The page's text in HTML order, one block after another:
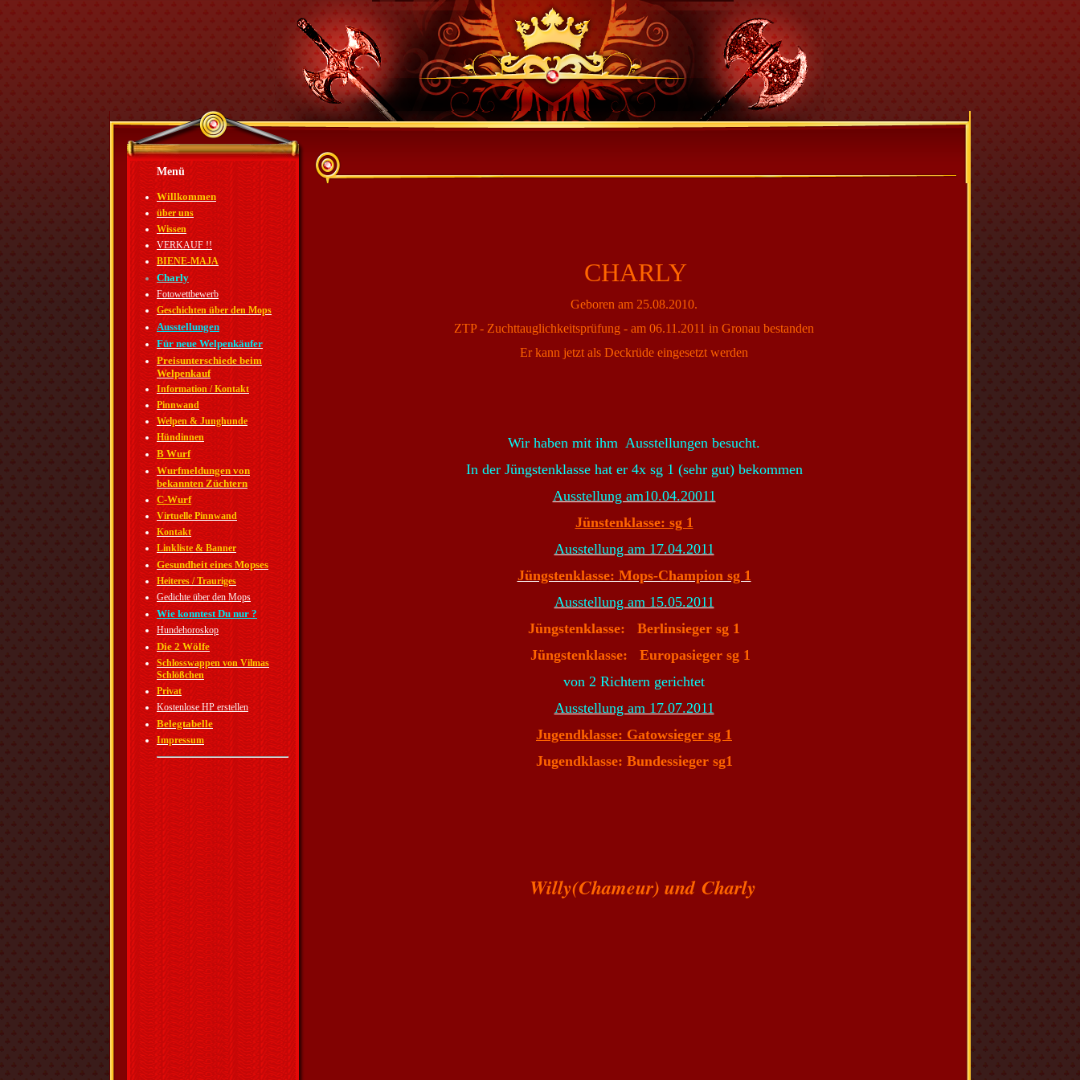
Menü
Willkommen
über uns
Wissen
VERKAUF !!
BIENE-MAJA
Charly
Fotowettbewerb
Geschichten über den Mops
Ausstellungen
Für neue Welpenkäufer
Preisunterschiede beim
Welpenkauf
Information / Kontakt
Pinnwand
Welpen & Junghunde
Hündinnen
B Wurf
Wurfmeldungen von
bekannten Züchtern
C-Wurf
Virtuelle Pinnwand
Kontakt
Linkliste & Banner
Gesundheit eines Mopses
Heiteres / Trauriges
Gedichte über den Mops
Wie konntest Du nur ?
Hundehoroskop
Die 2 Wölfe
Schlosswappen von Vilmas
Schlößchen
Privat
Kostenlose HP erstellen
Belegtabelle
Impressum
CHARLY
Geboren am 25.08.2010.
ZTP - Zuchttauglichkeitsprüfung - am 06.11.2011 in Gronau bestanden
Er kann jetzt als Deckrüde eingesetzt werden
Wir haben mit ihm Ausstellungen besucht.
In der Jüngstenklasse hat er 4x sg 1 (sehr gut) bekommen
Ausstellung am10.04.20011
Jünstenklasse: sg 1
Ausstellung am 17.04.2011
Jüngstenklasse: Mops-Champion sg 1
Ausstellung am 15.05.2011
Jüngstenklasse: Berlinsieger sg 1
Jüngstenklasse: Europasieger sg 1
von 2 Richtern gerichtet
Ausstellung am 17.07.2011
Jugendklasse: Gatowsieger sg 1
Jugendklasse: Bundessieger sg1
Willy(Chameur) und Charly